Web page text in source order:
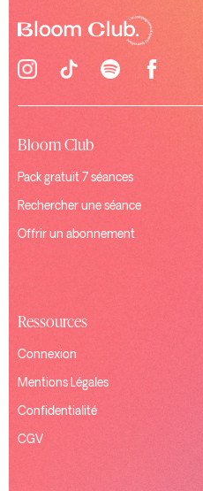
Bloom Club
Pack gratuit 7 séances
Rechercher une séance
Offrir un abonnement
Ressources
Connexion
Mentions Légales
Confidentialité
CGV